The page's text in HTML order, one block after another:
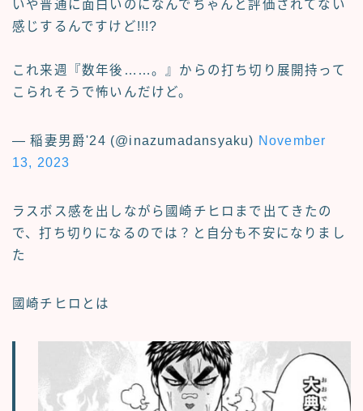
いや普通に面白いのになんでちゃんと評価されてない
感じするんですけど!!!?
これ来週『数年後……。』からの打ち切り展開持って
こられそうで怖いんだけど。
— 稲妻男爵'24 (@inazumadansyaku) November
13, 2023
ラスボス感を出しながら 國崎チヒロ まで出てきたの
で、打ち切りになるのでは？と自分も不安になりまし
た
國崎チヒロとは